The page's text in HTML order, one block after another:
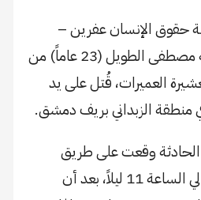
حقوق الإنسان عفرين –
سوريا إن الشاب أسامة مصطفى الطويل (23 عاماً) من
العميرات، قُتل على يد
الزبداني بريف دمشق.
وقعت على طريق
(الزبداني – الشلاح) حوالي الساعة 11 ليلاً، بعد أن